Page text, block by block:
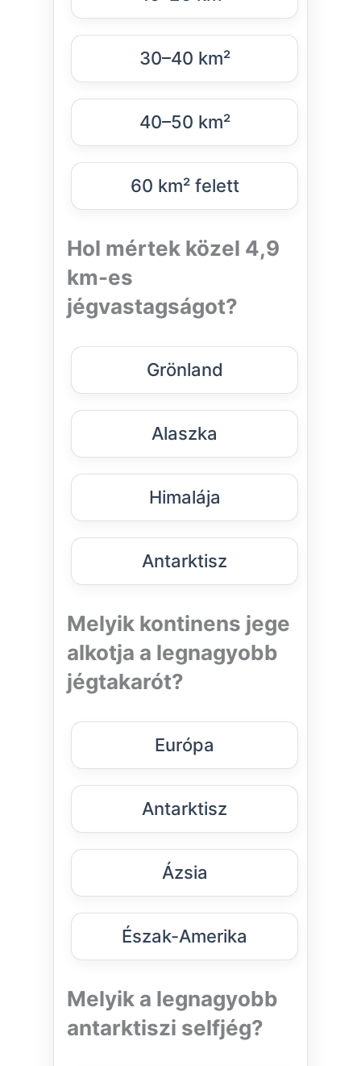
30–40 km²
40–50 km²
60 km² felett
Hol mértek közel 4,9
km-es
jégvastagságot?
Grönland
Alaszka
Himalája
Antarktisz
Melyik kontinens jege
alkotja a legnagyobb
jégtakarót?
Európa
Antarktisz
Ázsia
Észak-Amerika
Melyik a legnagyobb
antarktiszi selfjég?